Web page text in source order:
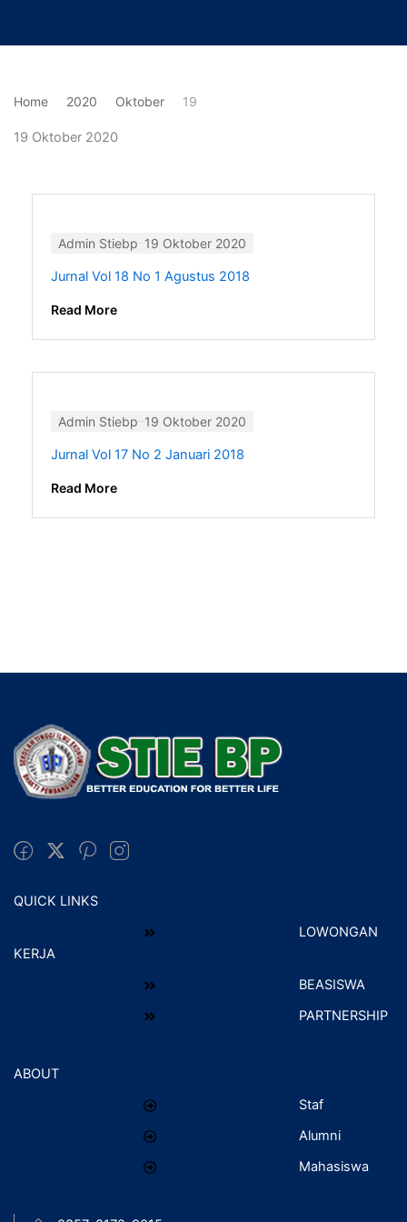
Home 2020 Oktober 19
19 Oktober 2020
Admin Stiebp 19 Oktober 2020
Jurnal Vol 18 No 1 Agustus 2018
Read More
Admin Stiebp 19 Oktober 2020
Jurnal Vol 17 No 2 Januari 2018
Read More
QUICK LINKS
LOWONGAN
KERJA
BEASISWA
PARTNERSHIP
ABOUT
Staf
Alumni
Mahasiswa